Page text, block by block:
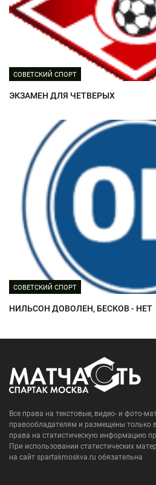
СОВЕТСКИЙ СПОРТ
ЭКЗАМЕН ДЛЯ ЧЕТВЕРЫХ
СОВЕТСКИЙ СПОРТ
НИЛЬСОН ДОВОЛЕН, БЕСКОВ - НЕТ
Все права на текстовые, видео- и фото-
правообладателям и размещены только
права на статистическую информацию
При использовании статистических
на сайт spartakmoskva.ru обязательна